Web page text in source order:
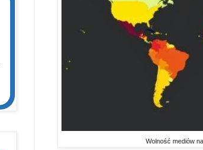
Wolność mediów